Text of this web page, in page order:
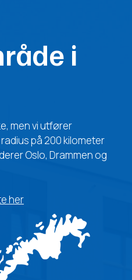
i
men vi utfører
på 200 kilometer
Oslo, Drammen og
her